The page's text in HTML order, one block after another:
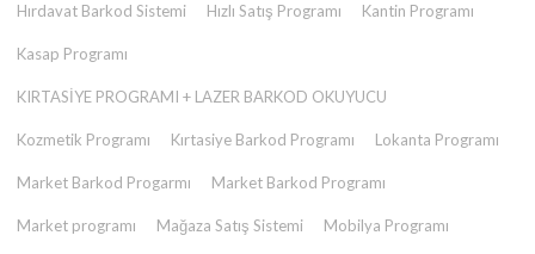
Hırdavat Barkod Sistemi Hızlı Satış Programı Kantin Programı
Kasap Programı
KIRTASİYE PROGRAMI + LAZER BARKOD OKUYUCU
Kozmetik Programı Kırtasiye Barkod Programı Lokanta Programı
Market Barkod Progarmı Market Barkod Programı
Market programı Mağaza Satış Sistemi Mobilya Programı